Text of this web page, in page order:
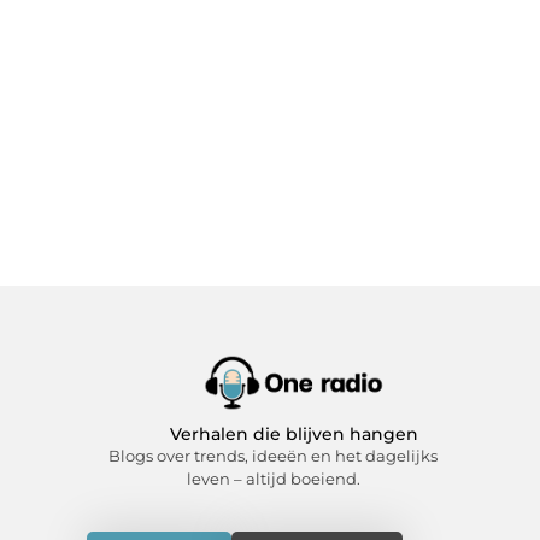
Verhalen die blijven hangen
Blogs over trends, ideeën en het dagelijks
leven – altijd boeiend.